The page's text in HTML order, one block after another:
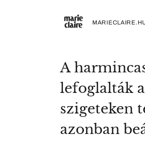
A
lefoglalták
szigeteken
azonban